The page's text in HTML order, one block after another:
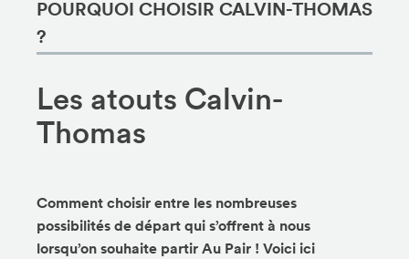
POURQUOI CHOISIR CALVIN-THOMAS
?
Les atouts Calvin-
Thomas
Comment choisir entre les nombreuses
possibilités de départ qui s’offrent à nous
lorsqu’on souhaite partir Au Pair ! Voici ici